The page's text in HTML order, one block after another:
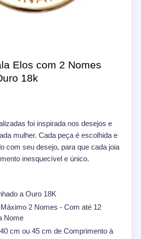
Elos com 2 Nomes
18k
foi inspirada nos desejos e
mulher. Cada peça é escolhida e
com seu desejo, para que cada joia
inesquecível e único.
a Ouro 18K
2 Nomes - Com até 12
Nome
cm ou 45 cm de Comprimento á